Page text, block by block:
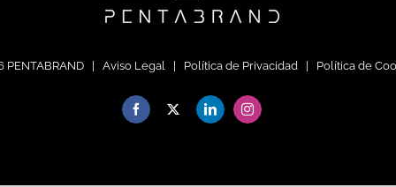
PENTABRAND | Aviso Legal | Política de Privacidad | Política de
Facebook
X LinkedInInstagram